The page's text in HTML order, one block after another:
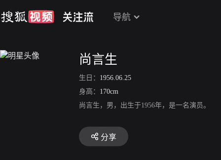
导航
尚言生
生日： 1956.06.25
身高： 170cm
尚言生，男，出生于1956年，是一名演员。
分享